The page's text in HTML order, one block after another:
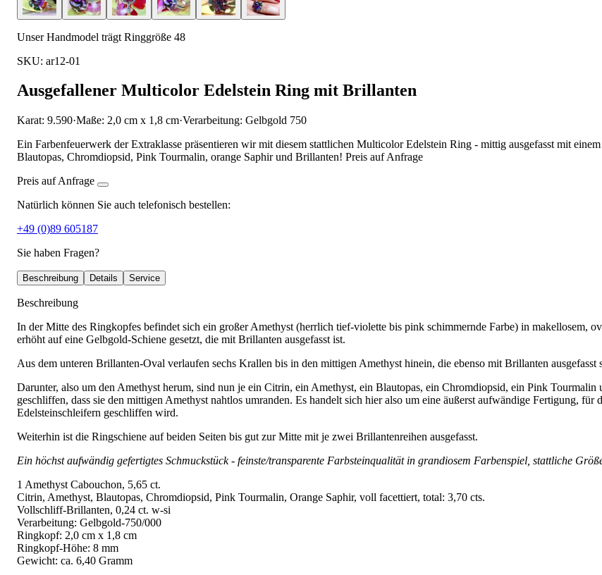
Unser Handmodel trägt Ringgröße 48
SKU: ar12-01
Ausgefallener Multicolor Edelstein Ring mit Brillanten
Karat: 9.590·Maße: 2,0 cm x 1,8 cm·Verarbeitung: Gelbgold 750
Ein Farbenfeuerwerk der Extraklasse präsentieren wir mit diesem stattlichen Multicolor Edelstein Ring - mittig ausgefasst mit
Blautopas, Chromdiopsid, Pink Tourmalin, orange Saphir und Brillanten! Preis auf Anfrage
Preis auf Anfrage
Natürlich können Sie auch telefonisch bestellen:
+49 (0)89 605187
Sie haben Fragen?
Beschreibung Details Service
Beschreibung
In der Mitte des Ringkopfes befindet sich ein großer Amethyst (herrlich tief-violette bis pink schimmernde Farbe) in makellosem,
erhöht auf eine Gelbgold-Schiene gesetzt, die mit Brillanten ausgefasst ist.
Aus dem unteren Brillanten-Oval verlaufen sechs Krallen bis in den mittigen Amethyst hinein, die ebenso mit Brillanten ausgefasst
Darunter, also um den Amethyst herum, sind nun je ein Citrin, ein Amethyst, ein Blautopas, ein Chromdiopsid, ein Pink
geschliffen, dass sie den mittigen Amethyst nahtlos umranden. Es handelt sich hier also um eine äußerst aufwändige Fertigung,
Edelsteinschleifern geschliffen wird.
Weiterhin ist die Ringschiene auf beiden Seiten bis gut zur Mitte mit je zwei Brillantenreihen ausgefasst.
Ein höchst aufwändig gefertigtes Schmuckstück - feinste/transparente Farbsteinqualität in grandiosem Farbenspiel, stattliche
1 Amethyst Cabouchon, 5,65 ct.
Citrin, Amethyst, Blautopas, Chromdiopsid, Pink Tourmalin, Orange Saphir, voll facettiert, total: 3,70 cts.
Vollschliff-Brillanten, 0,24 ct. w-si
Verarbeitung: Gelbgold-750/000
Ringkopf: 2,0 cm x 1,8 cm
Ringkopf-Höhe: 8 mm
Gewicht: ca. 6,40 Gramm